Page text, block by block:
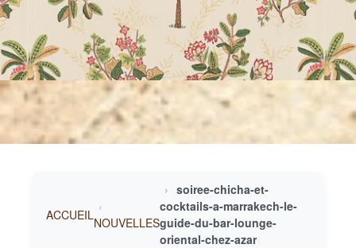
ACCUEIL
NOUVELLES
soiree-chicha-et-
cocktails-a-marrakech-le-
guide-du-bar-lounge-
oriental-chez-azar